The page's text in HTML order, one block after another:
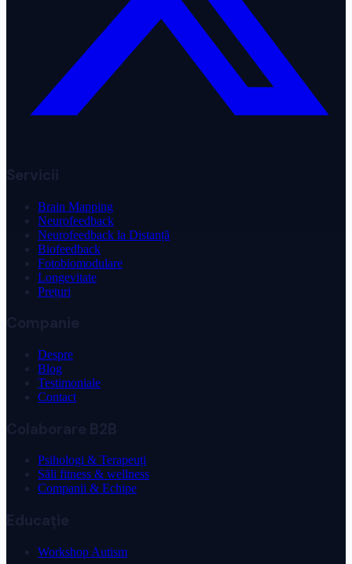
Servicii
Brain Mapping
Neurofeedback
Neurofeedback la Distanță
Biofeedback
Fotobiomodulare
Longevitate
Prețuri
Companie
Despre
Blog
Testimoniale
Contact
Colaborare B2B
Psihologi & Terapeuți
Săli fitness & wellness
Companii & Echipe
Educație
Workshop Autism